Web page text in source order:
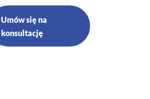
Umów się na
konsultację